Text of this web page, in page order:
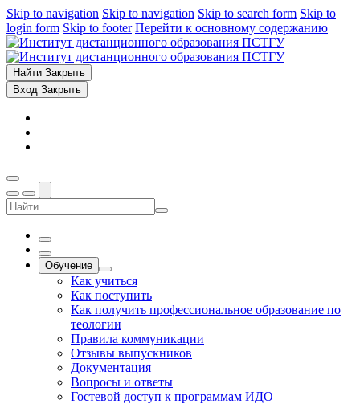
Skip to navigation Skip to navigation Skip to search form Skip to
login form Skip to footer Перейти к основному содержанию
Найти Закрыть
Вход Закрыть
Обучение
Как учиться
Как поступить
Как получить профессиональное образование по
теологии
Правила коммуникации
Отзывы выпускников
Документация
Вопросы и ответы
Гостевой доступ к программам ИДО